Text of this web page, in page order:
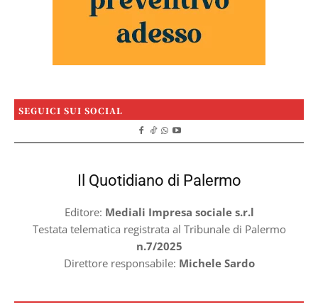
SEGUICI SUI SOCIAL
Il Quotidiano di Palermo
Editore: Mediali Impresa sociale s.r.l
Testata telematica registrata al Tribunale di Palermo
n.7/2025
Direttore responsabile: Michele Sardo